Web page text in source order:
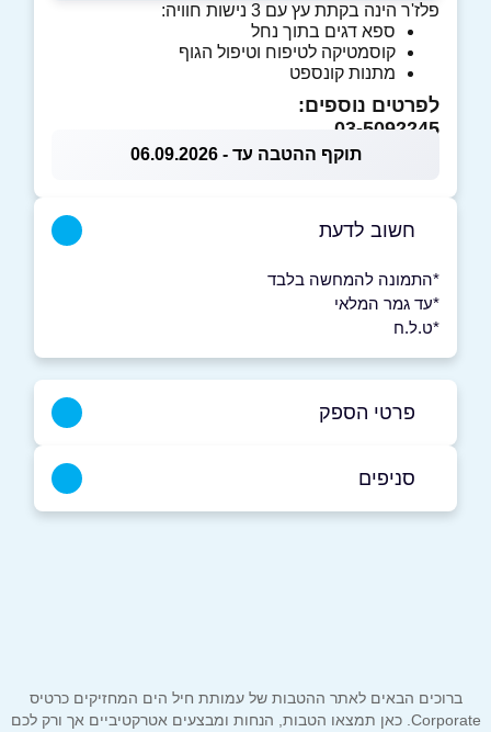
פלז'ר הינה בקתת עץ עם 3 נישות חוויה:
ספא דגים בתוך נחל
קוסמטיקה לטיפוח וטיפול הגוף
מתנות קונספט
לפרטים נוספים:
03-5092245
תוקף ההטבה עד - 06.09.2026
חשוב לדעת
*התמונה להמחשה בלבד
*עד גמר המלאי
*ט.ל.ח
פרטי הספק
אימייל*
סניפים
ברוכים הבאים לאתר ההטבות של עמותת חיל הים המחזיקים כרטיס
Corporate. כאן תמצאו הטבות, הנחות ומבצעים אטרקטיביים אך ורק לכם